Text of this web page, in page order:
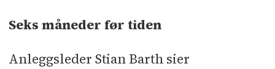
Seks måneder før tiden
Anleggsleder Stian Barth sier